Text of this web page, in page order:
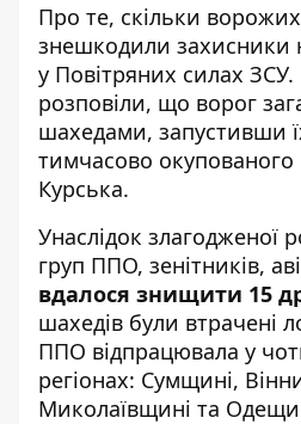
Про те, скільки
знешкодили захисники
у Повітряних силах ЗСУ.
розповіли, що ворог
шахедами, запустивши
тимчасово
Курська.
Унаслідок злагодженої
груп ППО, зенітників,
вдалося знищити 15
шахедів були втрачені
ППО відпрацювала у
регіонах: Сумщині,
Миколаївщині та